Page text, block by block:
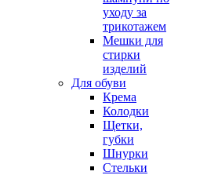
уходу за
трикотажем
Мешки для
стирки
изделий
Для обуви
Крема
Колодки
Щетки,
губки
Шнурки
Стельки